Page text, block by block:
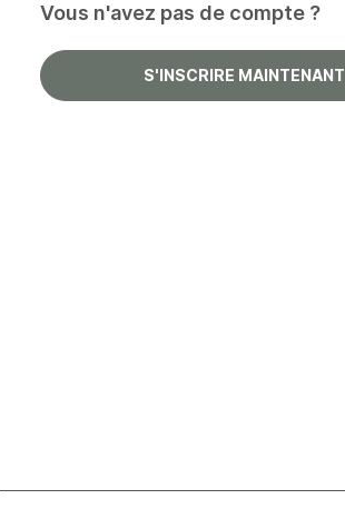
Vous n'avez pas de compte ?
S'INSCRIRE MAINTENANT